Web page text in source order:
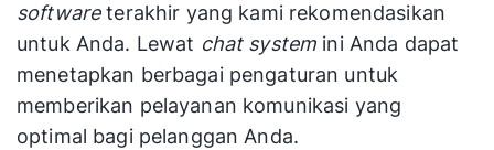
softwareterakhir yang kami rekomendasikan
untuk Anda. Lewat chat system ini Anda dapat
menetapkan berbagai pengaturan untuk
memberikan pelayanan komunikasi yang
optimal bagi pelanggan Anda.